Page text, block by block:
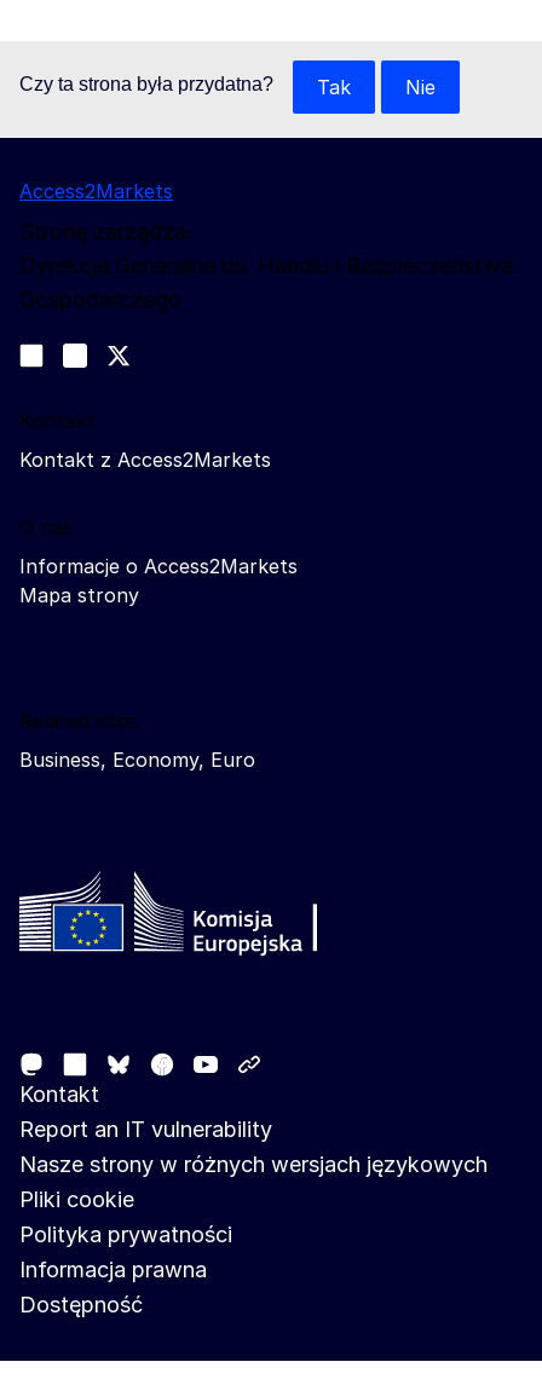
Czy ta strona była przydatna? Tak Nie
Access2Markets
Stroną zarządza:
Dyrekcja Generalna ds. Handlu i Bezpieczeństwa
Gospodarczego
Join us on LinkedIn
Trade-Off podcast
Kontakt
Kontakt z Access2Markets
O nas
Informacje o Access2Markets
Mapa strony
Related sites
Business, Economy, Euro
MastodonLinkedIn
Bluesky
Facebook
Youtube
Kontakt
Report an IT vulnerability
Nasze strony w różnych wersjach językowych
Pliki cookie
Polityka prywatności
Informacja prawna
Dostępność